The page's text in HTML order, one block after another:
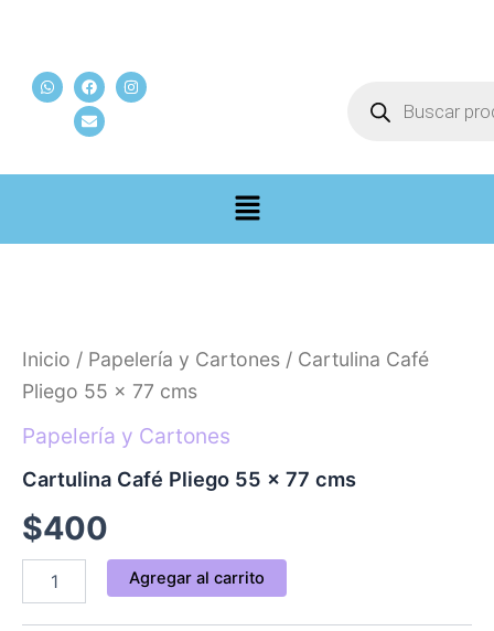
contenido
W
h
a
F
a
c
e
b
I
n
s
E
n
v
e
l
productos
Inicio / Papelería y Cartones / Cartulina Café
Pliego 55 x 77 cms
Papelería y Cartones
Cartulina Café Pliego 55 x 77 cms
$400
x
77
cantidad
Agregar al carrito